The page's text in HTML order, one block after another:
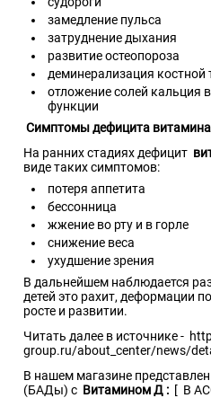
замедление пульса
затруднение дыхания
развитие остеопороза
деминерализация костной
отложение солей кальция
функции
Симптомы дефицита витамина
На ранних стадиях дефицит
виде таких симптомов:
потеря аппетита
бессонница
жжение во рту и в горле
снижение веса
ухудшение зрения
В дальнейшем наблюдается
детей это рахит, деформации
росте и развитии.
Читать далее в источнике -
group.ru/about_center/news/
В нашем магазине
(БАДы) с Витамином Д : [ В